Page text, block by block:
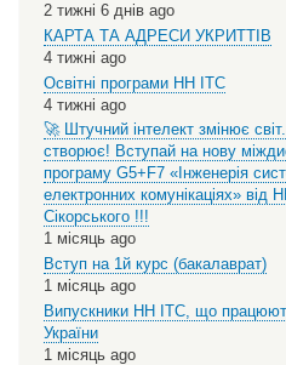
2 тижні 6 днів ago
КАРТА ТА АДРЕСИ УКРИТТІВ
4 тижні ago
Освітні програми НН ІТС
4 тижні ago
🚀 Штучний інтелект змінює
створює! Вступай на нову
програму G5+F7 «Інженерія
електронних комунікаціях» від
Сікорського !!!
1 місяць ago
Вступ на 1й курс (бакалаврат)
1 місяць ago
Випускники НН ІТС, що
України
1 місяць ago